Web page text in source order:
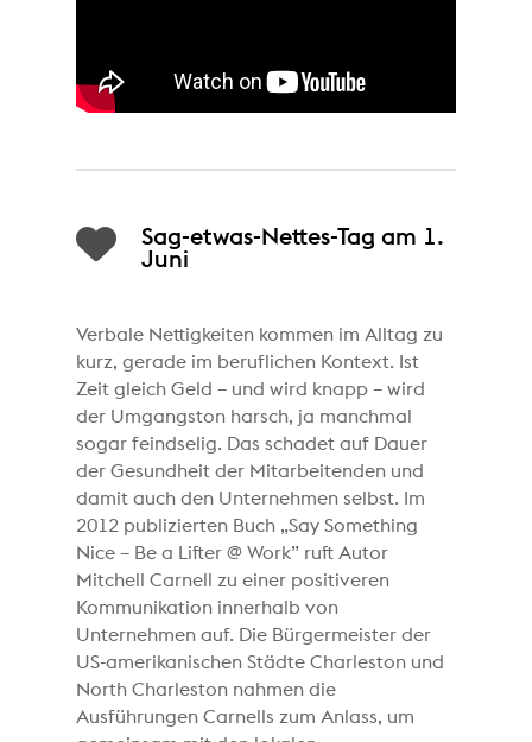
Sag-etwas-Nettes-Tag am 1.
Juni
Verbale Nettigkeiten kommen im Alltag zu
kurz, gerade im beruflichen Kontext. Ist
Zeit gleich Geld – und wird knapp – wird
der Umgangston harsch, ja manchmal
sogar feindselig. Das schadet auf Dauer
der Gesundheit der Mitarbeitenden und
damit auch den Unternehmen selbst. Im
2012 publizierten Buch „Say Something
Nice – Be a Lifter @ Work” ruft Autor
Mitchell Carnell zu einer positiveren
Kommunikation innerhalb von
Unternehmen auf. Die Bürgermeister der
US-amerikanischen Städte Charleston und
North Charleston nahmen die
Ausführungen Carnells zum Anlass, um